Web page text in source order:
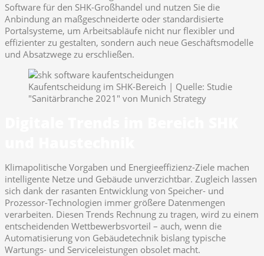
Software für den SHK-Großhandel und nutzen Sie die
Anbindung an maßgeschneiderte oder standardisierte
Portalsysteme, um Arbeitsabläufe nicht nur flexibler und
effizienter zu gestalten, sondern auch neue Geschäftsmodelle
und Absatzwege zu erschließen.
Kaufentscheidung im SHK-Bereich | Quelle: Studie
"Sanitärbranche 2021" von Munich Strategy
Klimapolitische Vorgaben und Energieeffizienz-Ziele machen
intelligente Netze und Gebäude unverzichtbar. Zugleich lassen
sich dank der rasanten Entwicklung von Speicher- und
Prozessor-Technologien immer größere Datenmengen
verarbeiten. Diesen Trends Rechnung zu tragen, wird zu einem
entscheidenden Wettbewerbsvorteil – auch, wenn die
Automatisierung von Gebäudetechnik bislang typische
Wartungs- und Serviceleistungen obsolet macht.